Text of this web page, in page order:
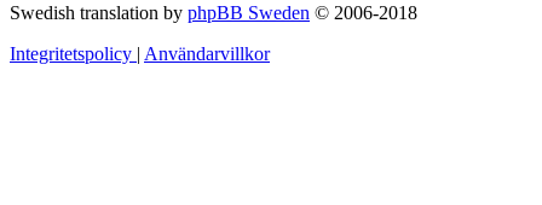
Swedish translation by phpBB Sweden © 2006-2018
Integritetspolicy | Användarvillkor